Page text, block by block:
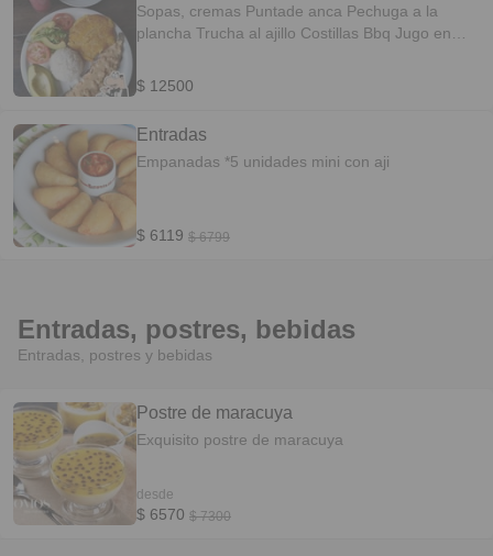
Sopas, cremas Puntade anca Pechuga a la
plancha Trucha al ajillo Costillas Bbq Jugo en
$ 12500
Entradas
Empanadas *5 unidades mini con aji
$ 6119 $ 6799
Entradas, postres, bebidas
Entradas, postres y bebidas
Postre de maracuya
Exquisito postre de maracuya
desde
$ 6570 $ 7300